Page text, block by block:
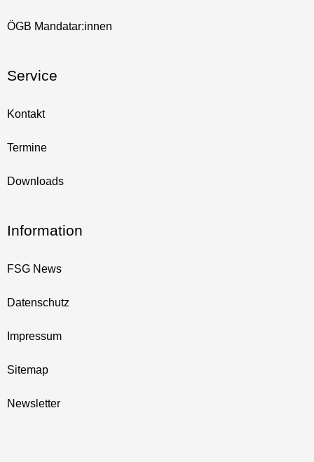
ÖGB Mandatar:innen
Service
Kontakt
Termine
Downloads
Information
FSG News
Datenschutz
Impressum
Sitemap
Newsletter